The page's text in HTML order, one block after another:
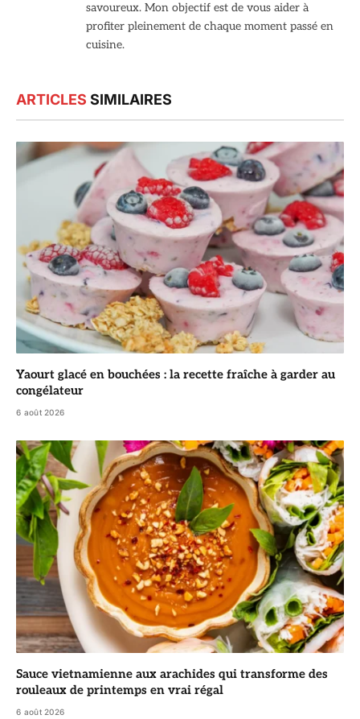
savoureux. Mon objectif est de vous aider à
profiter pleinement de chaque moment passé en
cuisine.
ARTICLES SIMILAIRES
Yaourt glacé en bouchées : la recette fraîche à garder au
congélateur
6 août 2026
Sauce vietnamienne aux arachides qui transforme des
rouleaux de printemps en vrai régal
6 août 2026